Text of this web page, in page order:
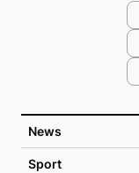
News
Sport